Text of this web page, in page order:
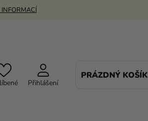
Přihlášení
PRÁZDNÝ KOŠÍK